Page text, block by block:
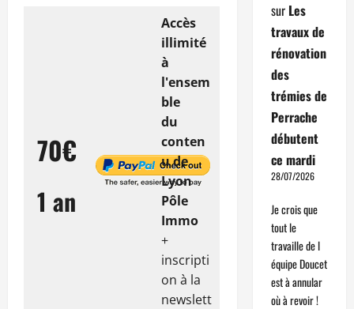
70€
1 an
Accès
illimité
à
l'ensem
ble
du
conten
u de
Lyon
Pôle
Immo
+
inscripti
on à la
newslett
sur Les
travaux de
rénovation
des
trémies de
Perrache
débutent
ce mardi
28/07/2026
Je crois que
tout le
travaille de l
équipe Doucet
est à annular
où à revoir !